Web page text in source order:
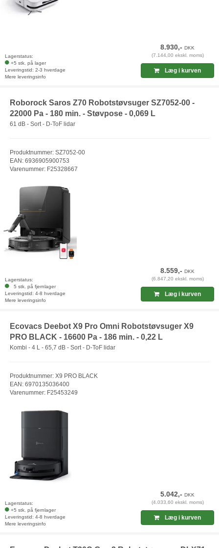
Lagerstatus:
+5 stk. på lager
Leveringstid: 2-3 hverdage
Mere leveringsinfo
8.930,-DKK
(7.144,00 ekskl. moms)
Læg i kurven
Roborock Saros Z70 Robotstøvsuger SZ7052-00 -
22000 Pa - 180 min. - Støvpose - 0,069 L
61 dB - Sort - D-ToF lidar
Produktnummer: SZ7052-00
EAN: 6936905900753
Varenummer: F25328667
Lagerstatus:
5 stk. på fjernlager
Leveringstid: 4-8 hverdage
Mere leveringsinfo
8.559,-DKK
(6.847,20 ekskl. moms)
Læg i kurven
Ecovacs Deebot X9 Pro Omni Robotstøvsuger X9
PRO BLACK - 16600 Pa - 186 min. - 0,22 L
Kombi - 4 L - 65,7 dB - Sort - D-ToF lidar
Produktnummer: X9 PRO BLACK
EAN: 6970135036400
Varenummer: F25453249
Lagerstatus:
+5 stk. på fjernlager
Leveringstid: 4-8 hverdage
Mere leveringsinfo
5.042,-DKK
(4.033,60 ekskl. moms)
Læg i kurven